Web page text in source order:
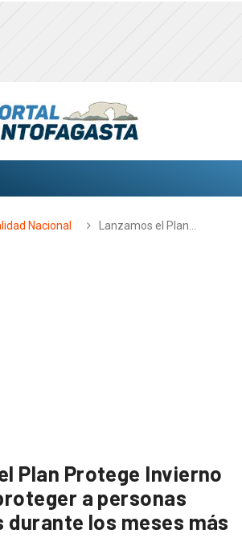
Nacional Lanzamos el Plan…
Plan Protege Invierno
a personas
durante los meses más